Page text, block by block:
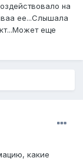
на
ее...Слышала
еще
какие